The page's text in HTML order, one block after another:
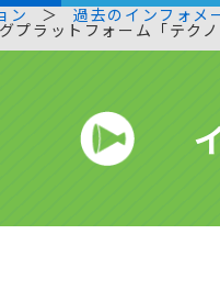
ン 過去のインフォメ
プラットフォーム「テク